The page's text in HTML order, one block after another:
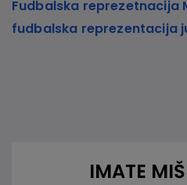
Fudbalska reprezetnacija
fudbalska reprezentacija
IMATE